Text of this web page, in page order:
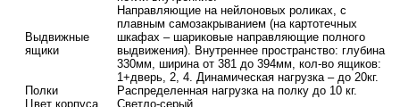
Выдвижные
ящики
Направляющие на нейлоновых роликах, с
плавным самозакрыванием (на картотечных
шкафах – шариковые направляющие полного
выдвижения). Внутреннее пространство: глубина
330мм, ширина от 381 до 394мм, кол-во ящиков:
1+дверь, 2, 4. Динамическая нагрузка – до 20кг.
Полки
Распределенная нагрузка на полку до 10 кг.
Цвет корпуса
Светло-серый.